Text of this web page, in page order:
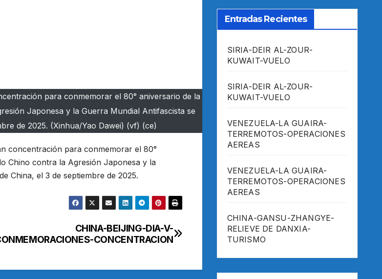
para conmemorar el 80° aniversario de la
Japonesa y la Guerra Mundial Antifascista se
de 2025. (Xinhua/Yao Dawei) (vf) (ce)
concentración para conmemorar el 80°
Chino contra la Agresión Japonesa y la
China, el 3 de septiembre de 2025.
CHINA-BEIJING-DIA-V-
CONCENTRACION
Entradas Recientes
SIRIA-DEIR AL-ZOUR-
KUWAIT-VUELO
SIRIA-DEIR AL-ZOUR-
KUWAIT-VUELO
VENEZUELA-LA GUAIRA-
TERREMOTOS-OPERACIONES
AEREAS
VENEZUELA-LA GUAIRA-
TERREMOTOS-OPERACIONES
AEREAS
CHINA-GANSU-ZHANGYE-
RELIEVE DE DANXIA-
TURISMO